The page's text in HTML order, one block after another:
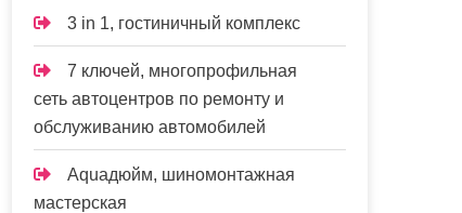
3 in 1, гостиничный комплекс
7 ключей, многопрофильная
сеть автоцентров по ремонту и
обслуживанию автомобилей
Aquaдюйм, шиномонтажная
мастерская